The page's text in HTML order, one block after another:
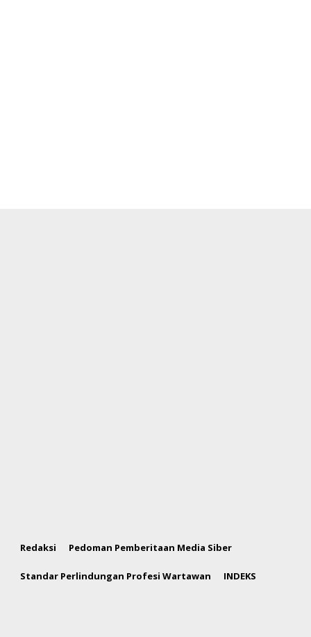
Redaksi Pedoman Pemberitaan Media Siber
Standar Perlindungan Profesi Wartawan INDEKS